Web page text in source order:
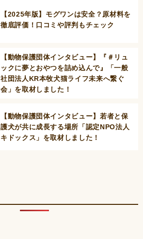
【2025年版】モグワンは安全？原材料を
徹底評価！口コミや評判もチェック
【動物保護団体インタビュー】『＃リュ
ックに夢とおやつを詰め込んで』「一般
社団法人KR本牧犬猫ライフ未来へ繋ぐ
会」を取材しました！
【動物保護団体インタビュー】若者と保
護犬が共に成長する場所「認定NPO法人
キドックス」を取材しました！